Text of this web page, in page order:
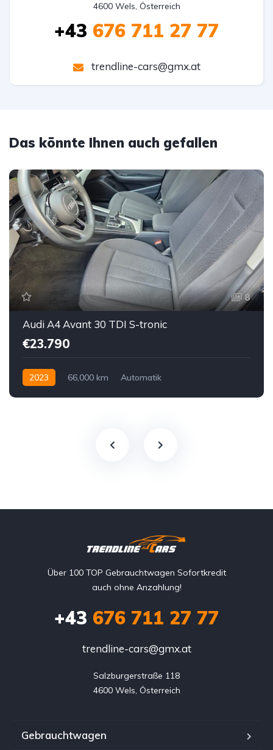
4600 Wels, Österreich
+43 676 711 27 77
trendline-cars@gmx.at
Das könnte Ihnen auch gefallen
8
Audi A4 Avant 30 TDI S-tronic
€23.790
2023 66,000 km
Automatik
Über 100 TOP Gebrauchtwagen Sofortkredit
auch ohne Anzahlung!
+43 676 711 27 77
trendline-cars@gmx.at
Salzburgerstraße 118
4600 Wels, Österreich
Gebrauchtwagen